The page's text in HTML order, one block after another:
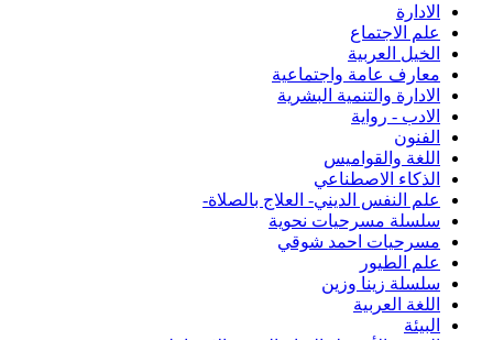
الادارة
علم الاجتماع
الخيل العربية
معارف عامة واجتماعية
الادارة والتنمية البشرية
الادب - رواية
الفنون
اللغة والقواميس
الذكاء الاصطناعي
علم النفس الديني- العلاج بالصلاة-
سلسلة مسرحيات نحوية
مسرحيات احمد شوقي
علم الطيور
سلسلة زينا وزين
اللغة العربية
البيئة